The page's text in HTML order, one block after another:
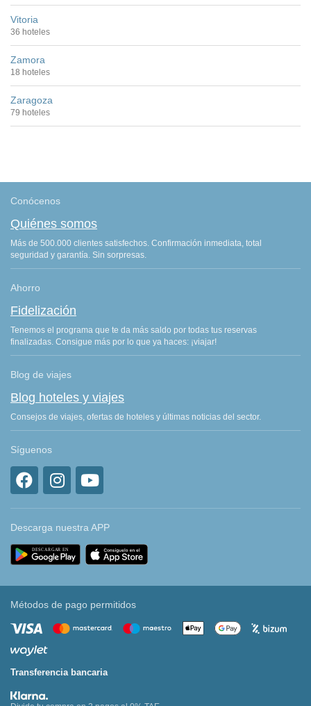
Vitoria
36 hoteles
Zamora
18 hoteles
Zaragoza
79 hoteles
Conócenos
Quiénes somos
Más de 500.000 clientes satisfechos. Confirmación inmediata, total
seguridad y garantía. Sin sorpresas.
Ahorro
Fidelización
Tenemos el programa que te da más saldo por todas tus reservas
finalizadas. Consigue más por lo que ya haces: ¡viajar!
Blog de viajes
Blog hoteles y viajes
Consejos de viajes, ofertas de hoteles y últimas noticias del sector.
Síguenos
Descarga nuestra APP
Métodos de pago permitidos
Transferencia bancaria